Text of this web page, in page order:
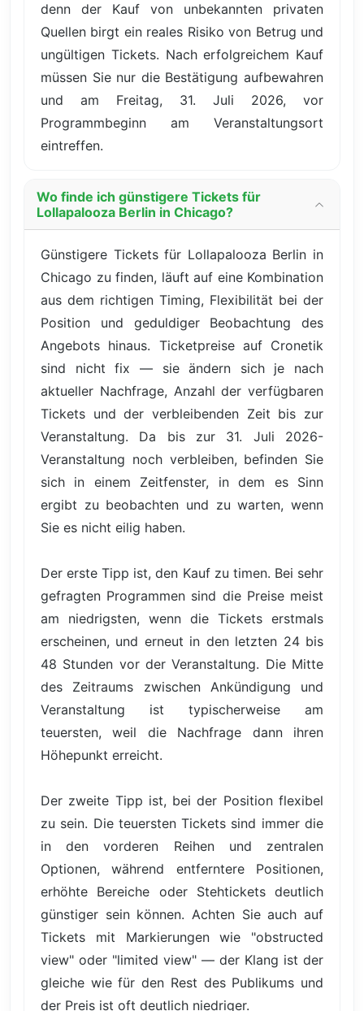
denn der Kauf von unbekannten privaten
Quellen birgt ein reales Risiko von Betrug und
ungültigen Tickets. Nach erfolgreichem Kauf
müssen Sie nur die Bestätigung aufbewahren
und am Freitag, 31. Juli 2026, vor
Programmbeginn am Veranstaltungsort
eintreffen.
Wo finde ich günstigere Tickets für
Lollapalooza Berlin in Chicago?
Günstigere Tickets für Lollapalooza Berlin in
Chicago zu finden, läuft auf eine Kombination
aus dem richtigen Timing, Flexibilität bei der
Position und geduldiger Beobachtung des
Angebots hinaus. Ticketpreise auf Cronetik
sind nicht fix — sie ändern sich je nach
aktueller Nachfrage, Anzahl der verfügbaren
Tickets und der verbleibenden Zeit bis zur
Veranstaltung. Da bis zur 31. Juli 2026-
Veranstaltung noch verbleiben, befinden Sie
sich in einem Zeitfenster, in dem es Sinn
ergibt zu beobachten und zu warten, wenn
Sie es nicht eilig haben.
Der erste Tipp ist, den Kauf zu timen. Bei sehr
gefragten Programmen sind die Preise meist
am niedrigsten, wenn die Tickets erstmals
erscheinen, und erneut in den letzten 24 bis
48 Stunden vor der Veranstaltung. Die Mitte
des Zeitraums zwischen Ankündigung und
Veranstaltung ist typischerweise am
teuersten, weil die Nachfrage dann ihren
Höhepunkt erreicht.
Der zweite Tipp ist, bei der Position flexibel
zu sein. Die teuersten Tickets sind immer die
in den vorderen Reihen und zentralen
Optionen, während entferntere Positionen,
erhöhte Bereiche oder Stehtickets deutlich
günstiger sein können. Achten Sie auch auf
Tickets mit Markierungen wie "obstructed
view" oder "limited view" — der Klang ist der
gleiche wie für den Rest des Publikums und
der Preis ist oft deutlich niedriger.